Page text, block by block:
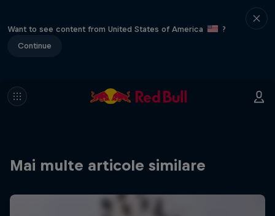
Want to see content from United States of America
?
Continue
Mai multe articole similare